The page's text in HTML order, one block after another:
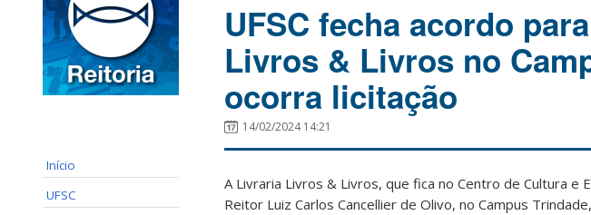
Início
UFSC
UFSC fecha acordo
Livros & Livros no
ocorra licitação
14/02/2024 14:21
A Livraria Livros & Livros, que fica no Centro de Cultura e
Reitor Luiz Carlos Cancellier de Olivo, no Campus